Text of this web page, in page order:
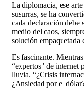
La diplomacia, ese
susurras, se ha
cada declaración debe
medio del caos,
solución empaquetada
Es fascinante.
“expertos” de internet
lluvia. “¿Crisis
¿Ansiedad por el